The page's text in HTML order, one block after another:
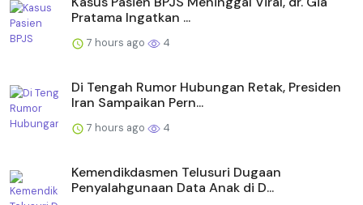
Pratama Ingatkan ...
7 hours ago 4
Di Tengah Rumor Hubungan Retak, Presiden
Iran Sampaikan Pern...
7 hours ago 4
Kemendikdasmen Telusuri Dugaan
Penyalahgunaan Data Anak di D...